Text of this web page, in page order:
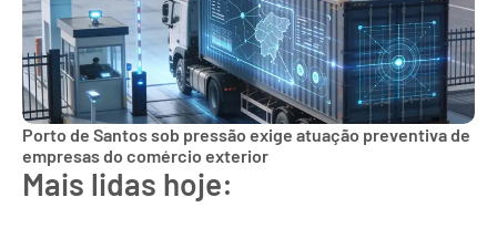
Porto de Santos sob pressão exige atuação preventiva de
empresas do comércio exterior
Mais lidas hoje: